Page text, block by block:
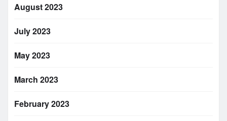
August 2023
July 2023
May 2023
March 2023
February 2023